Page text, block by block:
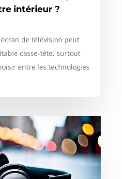
intérieur ?
de télévision peut
casse-tête, surtout
entre les technologies